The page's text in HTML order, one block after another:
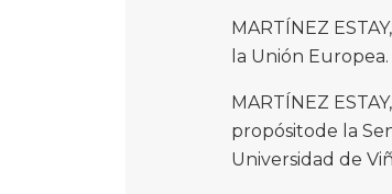
MARTÍNEZ
la Unión
MARTÍNEZ
propósitode la
Universidad de